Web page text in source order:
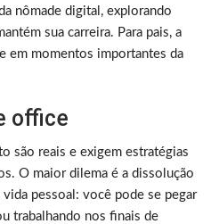
nômade digital, explorando
sua carreira. Para pais, a
em momentos importantes da
office
são reais e exigem estratégias
O maior dilema é a dissolução
pessoal: você pode se pegar
trabalhando nos finais de